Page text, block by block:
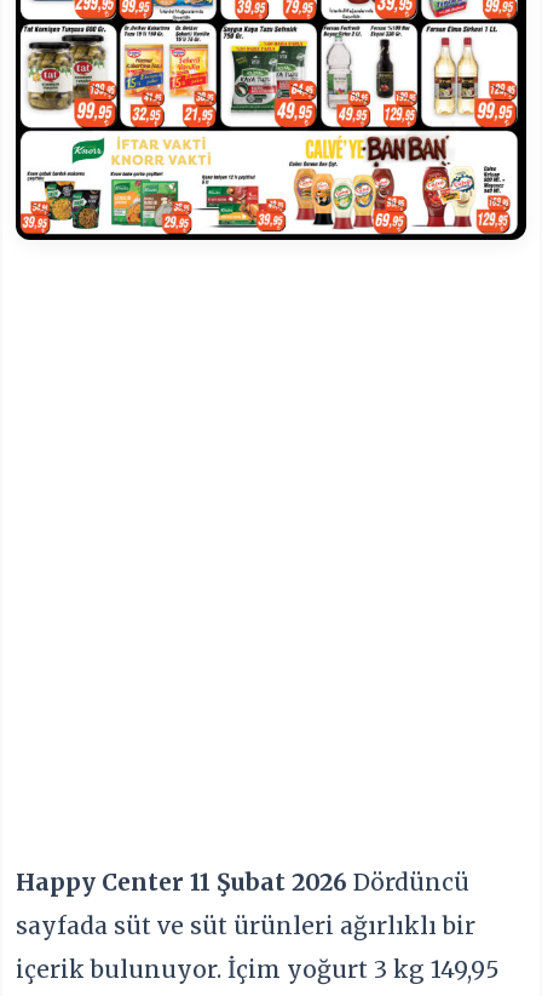
Happy Center 11 Şubat 2026Dördüncü
sayfada süt ve süt ürünleri ağırlıklı bir
içerik bulunuyor. İçim yoğurt 3 kg 149,95